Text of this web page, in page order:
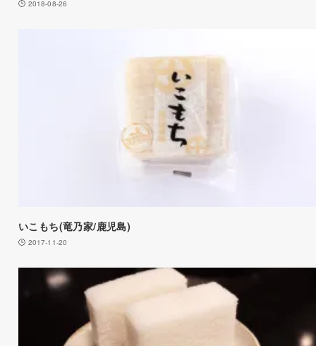
2018-08-26
いこもち(竜乃家/鹿児島)
2017-11-20